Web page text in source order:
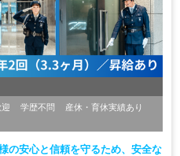
学歴不問
産休・育休実績あり
の安心と信頼を守るため、安全な